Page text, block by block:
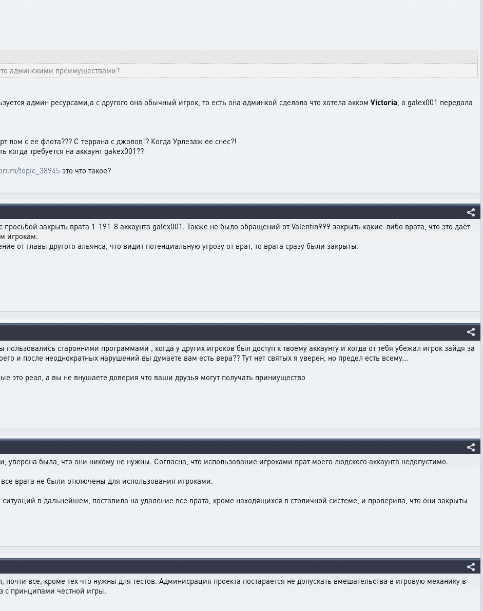
то админскими преимуществами?
админ ресурсами,а с другого она обычный игрок, то есть она админкой сделала что хотела акком Victoria, а galex001 передала
лом с ее флота??? С террана с джовов!? Когда Урлезаж ее снес?!
когда требуется на аккаунт gakex001??
topic_38945 это что такое?
закрыть врата 1-191-8 аккаунта galex001. Также не было обращений от Valentin999 закрыть какие-либо врата, что это даёт
игрокам.
от главы другого альянса, что видит потенциальную угрозу от врат, то врата сразу были закрыты.
старонними программами , когда у других игроков был доступ к твоему аккаунту и когда от тебя убежал игрок зайдя за
и после неоднократных нарушений вы думаете вам есть вера?? Тут нет святых я уверен, но предел есть всему...
это реал, а вы не внушаете доверия что ваши друзья могут получать приниущество
уверена была, что они никому не нужны. Согласна, что использование игроками врат моего людского аккаунта недопустимо.
врата не были отключены для использования игроками.
в дальнейшем, поставила на удаление все врата, кроме находящихся в столичной системе, и проверила, что они закрыты
почти все, кроме тех что нужны для тестов. Админисрация проекта постарается не допускать вмешательства в игровую механику в
с принципами честной игры.